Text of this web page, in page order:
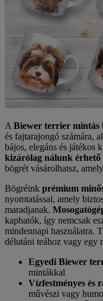
A Biewer terrier mintás
és fajtarajongó számára,
bájos, elegáns és játékos
kizárólag nálunk érhető
bögrét vásárolhatsz,
Bögréink prémium
nyomtatással, amely
maradjanak.
kaphatók, így nemcsak
mindennapi használatra.
délutáni teához vagy egy
Egyedi Biewer
mintákkal
Vízfestményes és
művészi vagy